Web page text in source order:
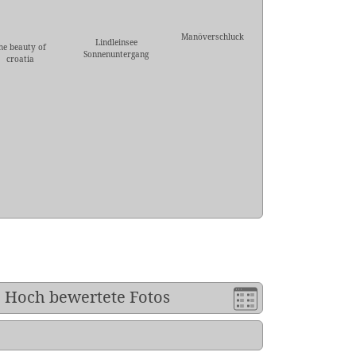
beauty of
croatia
Lindleinsee
Sonnenuntergang
Manöverschluck
Hoch bewertete Fotos